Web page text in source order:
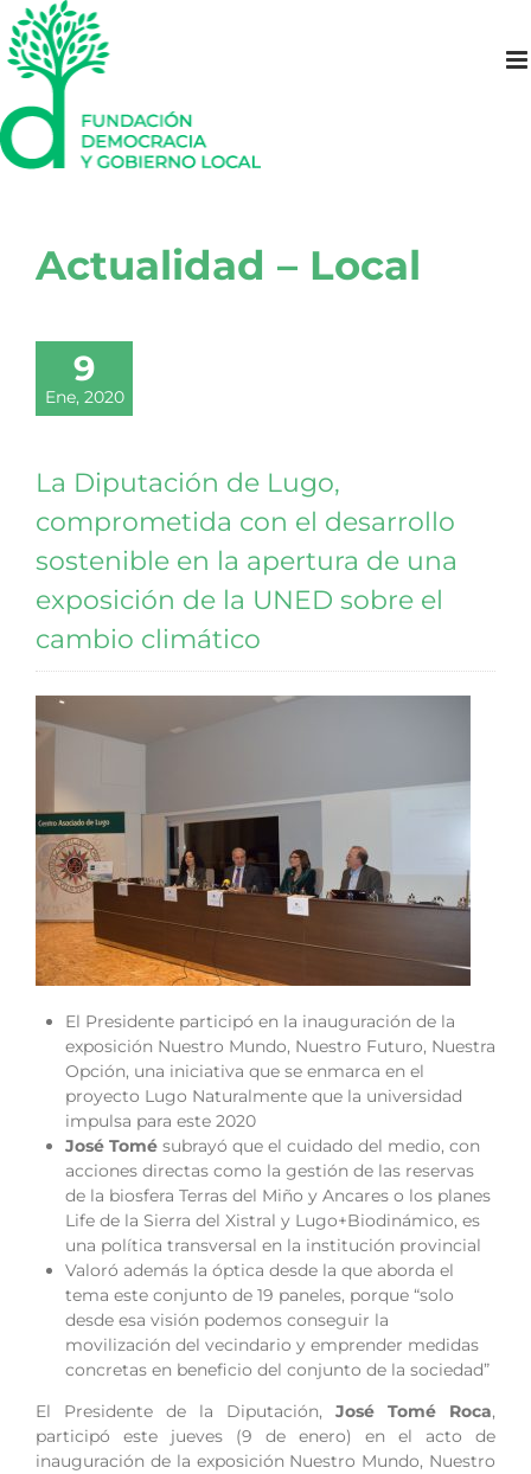
Saltar
al
contenido
Actualidad – Local
9
Ene, 2020
La Diputación de Lugo,
comprometida con el desarrollo
sostenible en la apertura de una
exposición de la UNED sobre el
cambio climático
El Presidente participó en la inauguración de la
exposición Nuestro Mundo, Nuestro Futuro, Nuestra
Opción, una iniciativa que se enmarca en el
proyecto Lugo Naturalmente que la universidad
impulsa para este 2020
José Tomé subrayó que el cuidado del medio, con
acciones directas como la gestión de las reservas
de la biosfera Terras del Miño y Ancares o los planes
Life de la Sierra del Xistral y Lugo+Biodinámico, es
una política transversal en la institución provincial
Valoró además la óptica desde la que aborda el
tema este conjunto de 19 paneles, porque “solo
desde esa visión podemos conseguir la
movilización del vecindario y emprender medidas
concretas en beneficio del conjunto de la sociedad”
El Presidente de la Diputación, José Tomé Roca,
participó este jueves (9 de enero) en el acto de
inauguración de la exposición Nuestro Mundo, Nuestro